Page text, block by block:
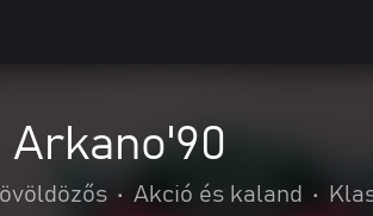
Arkano'90
• Akció és kaland •